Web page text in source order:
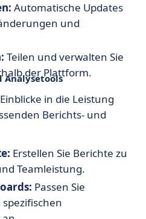
Automatische Updates
und
Teilen und verwalten Sie
der Plattform.
Analysetools
in die Leistung
Berichts- und
Erstellen Sie Berichte zu
Teamleistung.
Passen Sie